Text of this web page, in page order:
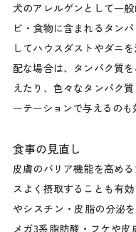
犬のアレルゲンとして一
ビ・食物に含まれるタン
してハウスダストやダニ
配な場合は、タンパク質
えたり、色々なタンパク
ーテーションで与えるのも
食事の見直し
皮膚のバリア機能を高め
スよく摂取することも有
やシスチン・皮脂の分泌
メガ3系脂肪酸・フケや皮